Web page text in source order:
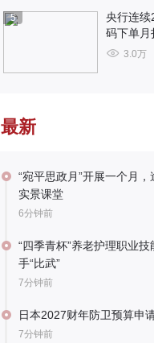
5
央行连续
码下单月
3.0万
最新
“宛平思政月”开展一个月
实景课堂
6分钟前
“四季青杯”养老护理职业
手“比武”
7分钟前
日本2027财年防卫预算申
7分钟前